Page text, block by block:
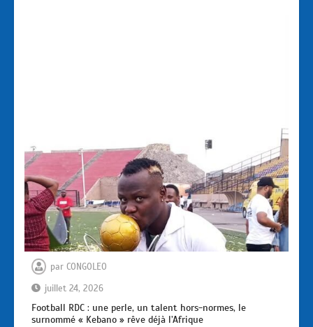
par CONGOLEO
juillet 24, 2026
Football RDC : une perle, un talent hors-normes, le
surnommé « Kebano » rêve déjà l’Afrique